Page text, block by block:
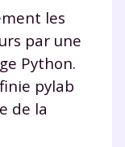
les
par une
Python.
pylab
de la